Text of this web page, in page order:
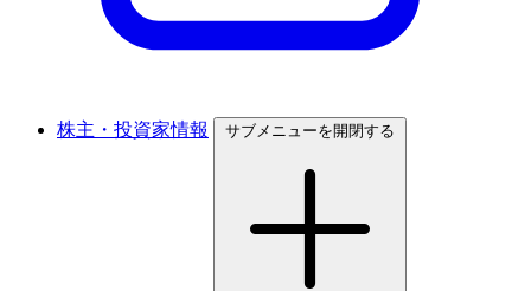
株主・投資家情報 サブメニューを開閉する